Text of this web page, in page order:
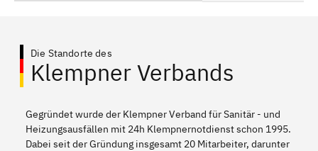
Die Standorte des
Klempner Verbands
Gegründet wurde der Klempner Verband für Sanitär - und
Heizungsausfällen mit 24h Klempnernotdienst schon 1995.
Dabei seit der Gründung insgesamt 20 Mitarbeiter, darunter